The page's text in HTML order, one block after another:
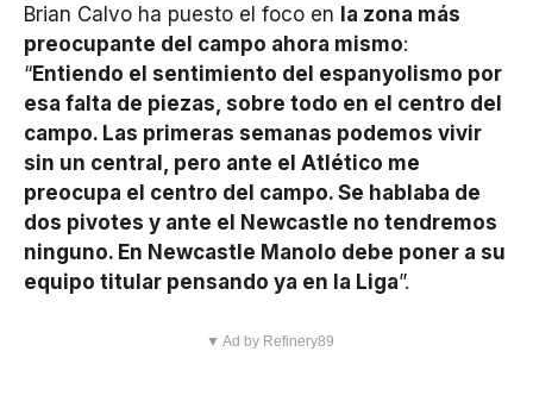
Brian Calvo ha puesto el foco en la zona más
preocupante del campo ahora mismo:
“Entiendo el sentimiento del espanyolismo por
esa falta de piezas, sobre todo en el centro del
campo. Las primeras semanas podemos vivir
sin un central, pero ante el Atlético me
preocupa el centro del campo. Se hablaba de
dos pivotes y ante el Newcastle no tendremos
ninguno. En Newcastle Manolo debe poner a su
equipo titular pensando ya en la Liga”.
▼ Ad by Refinery89